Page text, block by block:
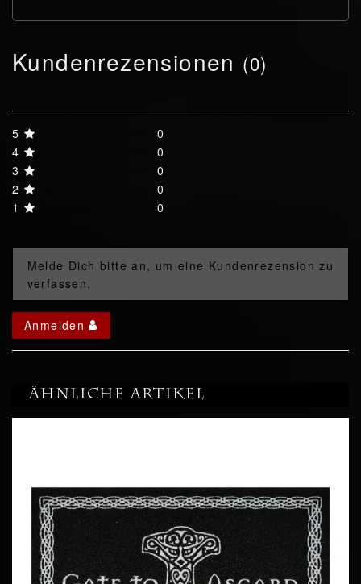
Kundenrezensionen (0)
5
0
4
0
3
0
2
0
1
0
Melde Dich bitte an, um eine Kundenrezension zu
verfassen.
Anmelden
Ähnliche Artikel